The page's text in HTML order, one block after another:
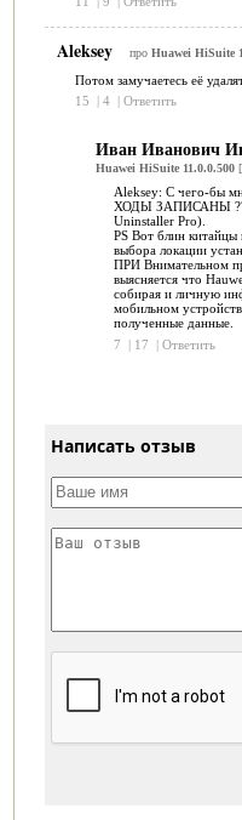
Aleksey про Huawei HiSuite
Потом замучаетесь её
15
| 4 | Ответить
Иван Иванович
Huawei HiSuite 11.0.0.500
Aleksey: C чего-бы
ХОДЫ ЗАПИСАНЫ
Uninstaller Pro).
PS Вот блин китайцы
выбора локации
ПРИ Внимательном
выясняется что
собирая и личную
мобильном
полученные данные.
7
| 17 | Ответить
Написать отзыв